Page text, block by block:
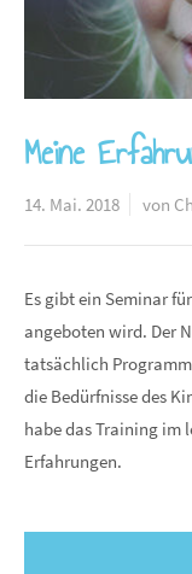
Meine
14. Mai. 2018 von
Es gibt ein Seminar
angeboten wird. Der
tatsächlich
die Bedürfnisse des
habe das Training im
Erfahrungen.